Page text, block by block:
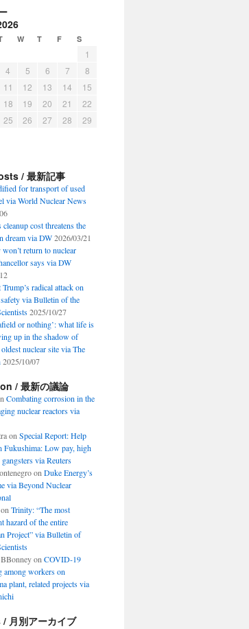
W T F S
1
4 5 6 7
8
11 12 13 14
15
18 19 20 21
22
25 26 27 28
29
/ 最新記事
for transport of used
via World Nuclear News
cleanup cost threatens the
dream via DW 2026/03/21
return to nuclear
says via DW
radical attack on
via Bulletin of the
2025/10/27
or nothing’: what life is
up in the shadow of
oldest nuclear site via The
2025/10/07
/ 最新の議論
Combating corrosion in the
nuclear reactors via
on Special Report: Help
Fukushima: Low pay, high
via Reuters
on Duke Energy’s
via Beyond Nuclear
Trinity: “The most
hazard of the entire
Project” via Bulletin of
on COVID-19
among workers on
plant, related projects via
月別アーカイブ